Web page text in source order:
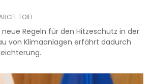
TOIFL
Regeln für den Hitzeschutz in der
von Klimaanlagen erfährt dadurch